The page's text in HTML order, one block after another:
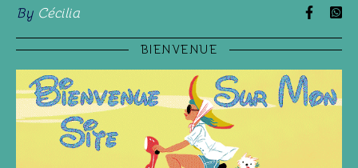
By Cécilia
BIENVENUE